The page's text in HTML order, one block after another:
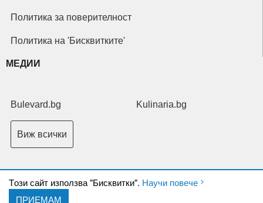
Tози сайт използва "Бисквитки". Научи повече
ПРИЕМАМ
Политика за поверителност
Политика на 'Бисквитките'
МЕДИИ
Bulevard.bg Kulinaria.bg
Виж всички
Copyright © 2026 Ксениум ООД. Всички права запазени.